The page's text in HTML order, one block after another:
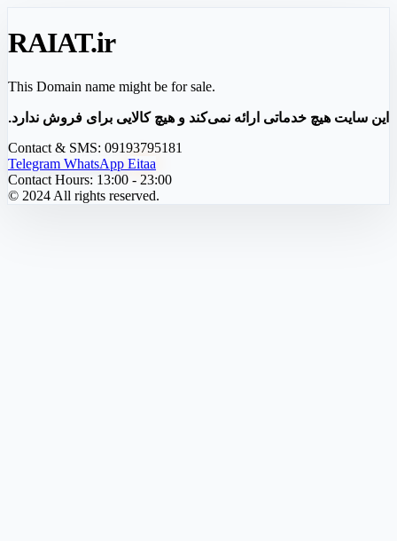
RAIAT.ir
This Domain name might be for sale.
این سایت هیچ خدماتی ارائه نمی‌کند و هیچ کالایی برای فروش ندارد.
Contact & SMS: 09193795181
Telegram WhatsApp Eitaa
Contact Hours: 13:00 - 23:00
© 2024 All rights reserved.